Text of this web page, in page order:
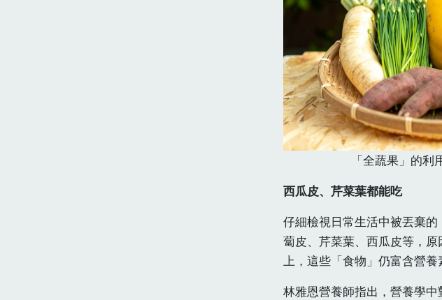
「全蔬果」的
西瓜皮、芹菜葉都能吃
仔細檢視日常生活中被丟棄
蔔皮、芹菜葉、西瓜皮等，
上，這些「食物」仍富含營養
林雅恩營養師指出，營養學